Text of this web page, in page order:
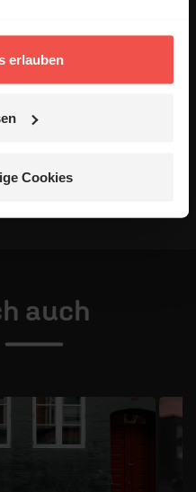
erlauben
Cookies
vor. Ein Recht auf
auch